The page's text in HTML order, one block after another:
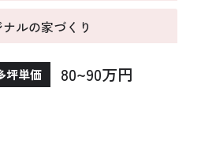
ルの家づくり
坪単価 80~90万円